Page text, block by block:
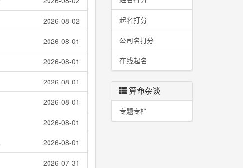
2026-08-02
2026-08-01
2026-08-01
2026-08-01
2026-08-01
2026-08-01
2026-08-01
2026-07-31
起名打分
公司名打分
在线起名
算命杂谈
专题专栏